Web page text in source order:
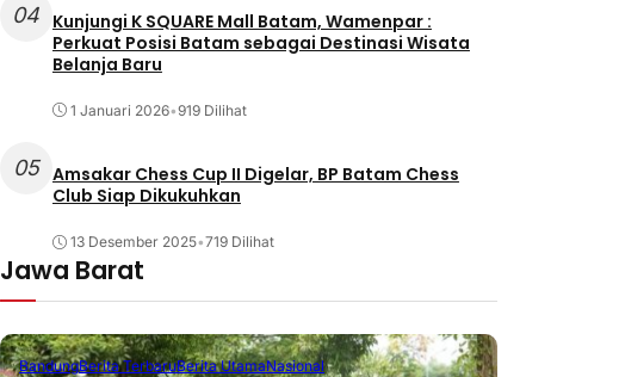
04 Kunjungi K SQUARE Mall Batam, Wamenpar :
Perkuat Posisi Batam sebagai Destinasi Wisata
Belanja Baru
1 Januari 2026•919 Dilihat
05 Amsakar Chess Cup II Digelar, BP Batam Chess
Club Siap Dikukuhkan
13 Desember 2025•719 Dilihat
Jawa Barat
BandungBerita TerbaruBerita UtamaNasional